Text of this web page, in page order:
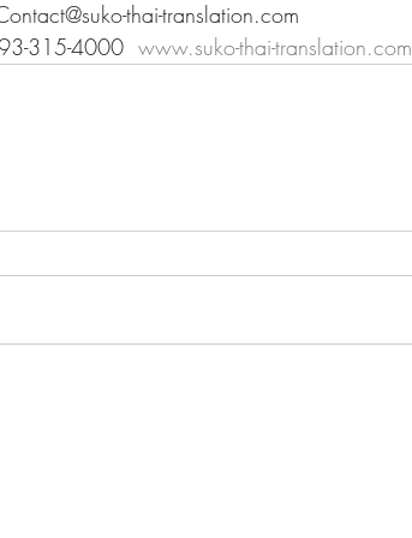
thai-translation.com
315-4000 www.suko-thai-translation.com